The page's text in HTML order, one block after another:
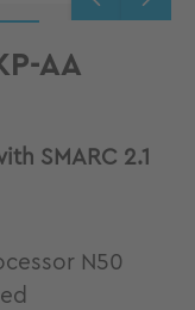
AA
SMARC 2.1
N50